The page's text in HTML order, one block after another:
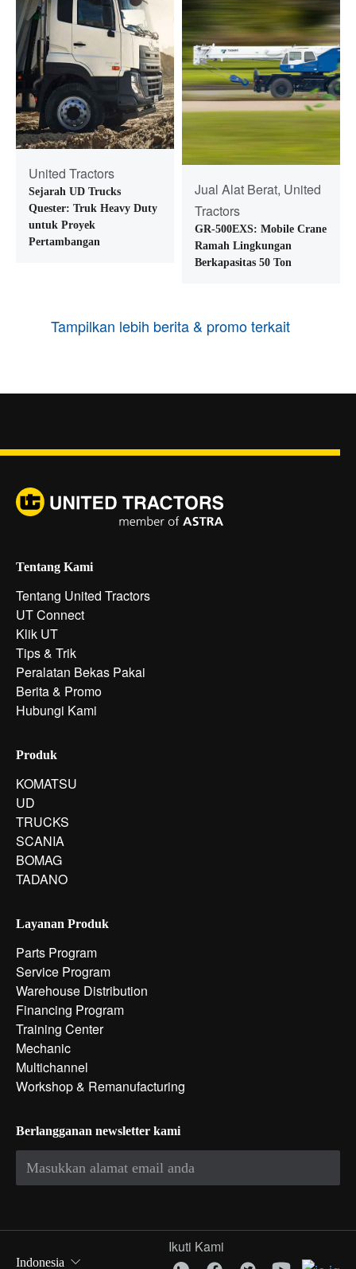
United Tractors
Sejarah UD Trucks
Quester: Truk Heavy Duty
untuk Proyek
Pertambangan
Jual Alat Berat, United
Tractors
GR-500EXS: Mobile Crane
Ramah Lingkungan
Berkapasitas 50 Ton
Tampilkan lebih berita & promo terkait
Tentang Kami
Tentang United Tractors
UT Connect
Klik UT
Tips & Trik
Peralatan Bekas Pakai
Berita & Promo
Hubungi Kami
Produk
KOMATSU
UD
TRUCKS
SCANIA
BOMAG
TADANO
Layanan Produk
Parts Program
Service Program
Warehouse Distribution
Financing Program
Training Center
Mechanic
Multichannel
Workshop & Remanufacturing
Berlangganan newsletter kami
Indonesia
Ikuti Kami